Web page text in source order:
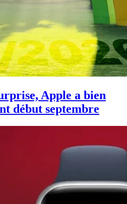
Apple a bien
début septembre